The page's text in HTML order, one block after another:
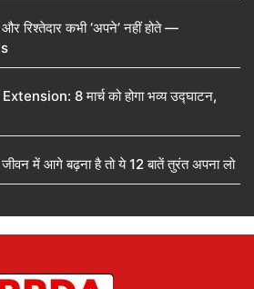
रिश्तेदार कभी ‘अपने’ नहीं होते —
8 मार्च को होगा भव्य उद्घाटन,
में आगे बढ़ना है तो ये 12 बातें तुरंत अपना लो